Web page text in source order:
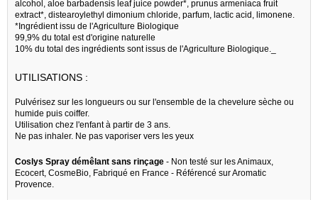
alcohol, aloe barbadensis leaf juice powder*, prunus armeniaca fruit
extract*, distearoylethyl dimonium chloride, parfum, lactic acid, limonene.
*Ingrédient issu de l'Agriculture Biologique
99,9% du total est d'origine naturelle
10% du total des ingrédients sont issus de l'Agriculture Biologique._
UTILISATIONS :
Pulvérisez sur les longueurs ou sur l'ensemble de la chevelure sèche ou
humide puis coiffer.
Utilisation chez l'enfant à partir de 3 ans.
Ne pas inhaler. Ne pas vaporiser vers les yeux
Coslys Spray démêlant sans rinçage - Non testé sur les Animaux,
Ecocert, CosmeBio, Fabriqué en France - Référencé sur Aromatic
Provence.